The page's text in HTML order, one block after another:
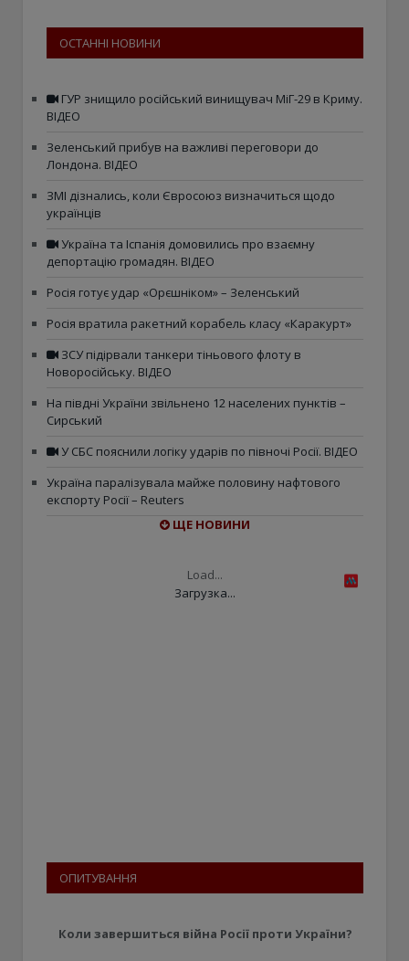
ОСТАННІ НОВИНИ
ГУР знищило російський винищувач МіГ-29 в Криму.
ВІДЕО
Зеленський прибув на важливі переговори до
Лондона. ВІДЕО
ЗМІ дізнались, коли Євросоюз визначиться щодо
українців
Україна та Іспанія домовились про взаємну
депортацію громадян. ВІДЕО
Росія готує удар «Орєшніком» – Зеленський
Росія вратила ракетний корабель класу «Каракурт»
ЗСУ підірвали танкери тіньового флоту в
Новоросійську. ВІДЕО
На півдні України звільнено 12 населених пунктів –
Сирський
У СБС пояснили логіку ударів по півночі Росії. ВІДЕО
Україна паралізувала майже половину нафтового
експорту Росії – Reuters
ЩЕ НОВИНИ
Load...
Загрузка...
ОПИТУВАННЯ
Коли завершиться війна Росії проти України?